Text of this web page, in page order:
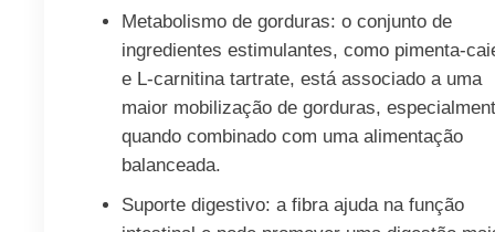
Metabolismo de gorduras: o conjunto de
ingredientes estimulantes, como pimenta-
e L-carnitina tartrate, está associado a uma
maior mobilização de gorduras,
quando combinado com uma alimentação
balanceada.
Suporte digestivo: a fibra ajuda na função